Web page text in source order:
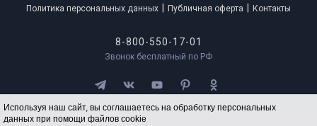
Используя наш сайт, вы соглашаетесь на обработку персональных
данных при помощи файлов cookie
Политика персональных данных Публичная оферта Контакты
8-800-550-17-01
Звонок бесплатный по РФ